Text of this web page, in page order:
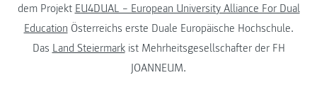
dem Projekt EU4DUAL – European University Alliance For Dual
Education Österreichs erste Duale Europäische Hochschule.
Das Land Steiermarkist Mehrheitsgesellschafter der FH
JOANNEUM.